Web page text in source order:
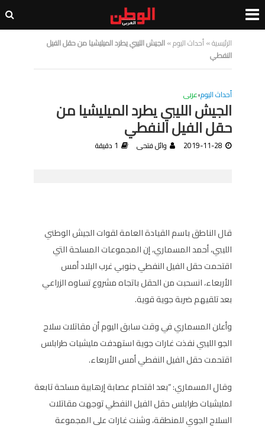
الرئيسية»أحداث اليوم»الجيش الليبي يطرد الميليشيا من حقل الفيل
النفطي
أحداث اليوم•عربى
الجيش الليبي يطرد الميليشيا من
حقل الفيل النفطي
2019-11-28 وائل فتحى 1 دقيقة
قال الناطق باسم القيادة العامة لقوات الجيش الوطني
الليبي، أحمد المسماري، إن المجموعات المسلحة التي
اقتحمت حقل الفيل النفطي جنوبي غرب البلاد أمس
الأربعاء، انسحبت من الحقل باتجاه مشروع تساوه الزراعي
بعد تلقيهم ضربة جوية قوية.
وأعلن المسماري في وقت سابق اليوم أن مقاتلات سلاح
الجو الليبي نفذت غارات جوية استهدفت مليشيات طرابلس
اقتحمت حقل الفيل النفطي أمس الأربعاء.
وقال المسماري: “بعد اقتحام عصابة إرهابية مسلحة تابعة
لمليشيات طرابلس حقل الفيل النفطي توجهت مقاتلات
السلاح الجوي للمنطقة، وشنت غارات على المجموعة